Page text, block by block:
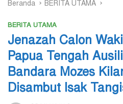
Beranda BERITA UTAMA
BERITA UTAMA
Jenazah Calon
Papua Tengah
Bandara Mozes
Disambut Isak